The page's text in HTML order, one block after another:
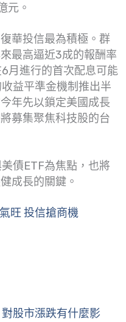
元。
華投信最為積極。群
最高逼近3成的報酬率
月進行的首次配息可能
益平準金機制推出半
年先以鎖定美國成長
募集聚焦科技股的台
債ETF為焦點，也將
成長的關鍵。
旺 投信搶商機
股市漲跌有什麼影